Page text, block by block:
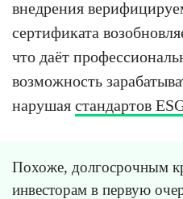
внедрения
сертификата
что даёт
возможность
нарушая стандартов
Похоже, долгосрочным
инвесторам в первую